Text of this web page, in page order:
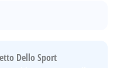
Dello Sport